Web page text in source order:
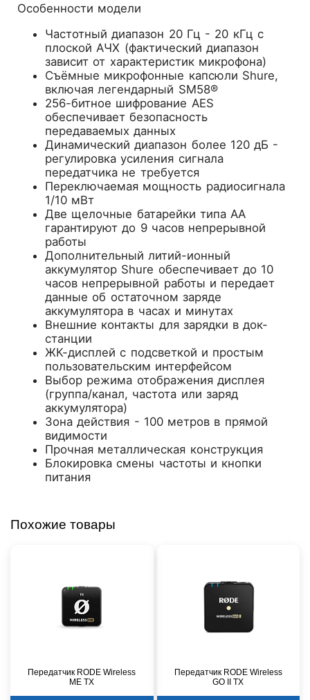
Особенности модели
Частотный диапазон 20 Гц - 20 кГц с
плоской АЧХ (фактический диапазон
зависит от характеристик микрофона)
Съёмные микрофонные капсюли Shure,
включая легендарный SM58®
256-битное шифрование AES
обеспечивает безопасность
передаваемых данных
Динамический диапазон более 120 дБ -
регулировка усиления сигнала
передатчика не требуется
Переключаемая мощность радиосигнала
1/10 мВт
Две щелочные батарейки типа АА
гарантируют до 9 часов непрерывной
работы
Дополнительный литий-ионный
аккумулятор Shure обеспечивает до 10
часов непрерывной работы и передает
данные об остаточном заряде
аккумулятора в часах и минутах
Внешние контакты для зарядки в док-
станции
ЖК-дисплей с подсветкой и простым
пользовательским интерфейсом
Выбор режима отображения дисплея
(группа/канал, частота или заряд
аккумулятора)
Зона действия - 100 метров в прямой
видимости
Прочная металлическая конструкция
Блокировка смены частоты и кнопки
питания
Похожие товары
Передатчик RODE Wireless
ME TX
Передатчик RODE Wireless
GO II TX